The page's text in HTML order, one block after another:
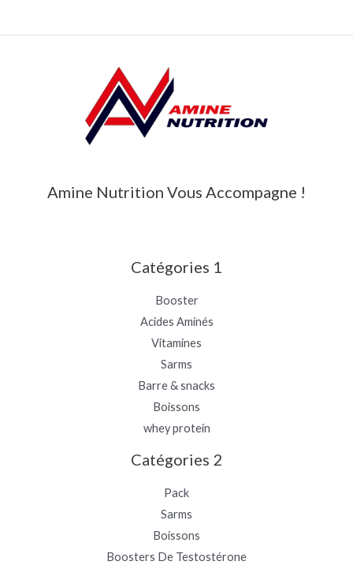
Amine Nutrition Vous Accompagne !
Catégories 1
Booster
Acides Aminés
Vitamines
Sarms
Barre & snacks
Boissons
whey protein
Catégories 2
Pack
Sarms
Boissons
Boosters De Testostérone